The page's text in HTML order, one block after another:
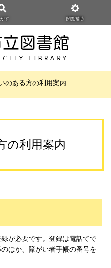
がす 閲覧補助
のある方の利用案内
の利用案内
が必要です。登録は電話でで
ほか、障がい者手帳の番号を